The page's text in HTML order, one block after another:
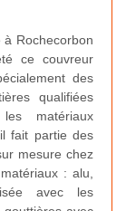
Rochecorbon
ce couvreur
des
qualifiées
matériaux
fait partie des
mesure chez
: alu,
avec les